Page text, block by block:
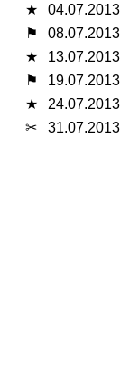
★
04.07.2013
⚑
08.07.2013
★
13.07.2013
⚑
19.07.2013
★
24.07.2013
✂
31.07.2013